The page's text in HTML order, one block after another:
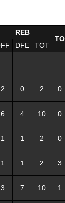
REB
TO
DFE TOT
2 0 2 0
6 4 10 0
1 1 2 0
1 1 2 3
3 7 10 1